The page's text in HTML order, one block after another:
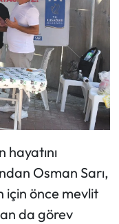
hayatını
Osman Sarı,
için önce mevlit
da görev